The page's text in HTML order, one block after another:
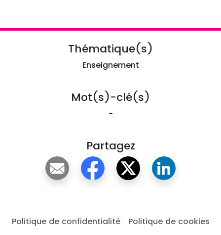
Thématique(s)
Enseignement
Mot(s)-clé(s)
-
Partagez
Politique de confidentialité
Politique de cookies